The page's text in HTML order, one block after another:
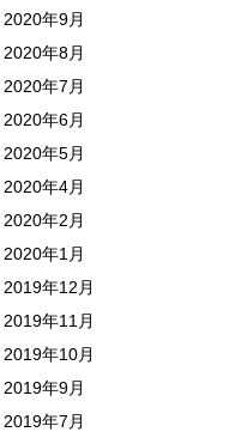
2020年9月
2020年8月
2020年7月
2020年6月
2020年5月
2020年4月
2020年2月
2020年1月
2019年12月
2019年11月
2019年10月
2019年9月
2019年7月